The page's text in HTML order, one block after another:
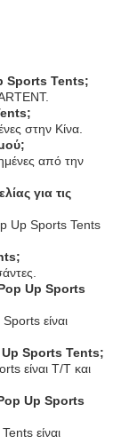
Sports Tents;
στην Κίνα.
από την
για τις
Up Sports Tents
Up Sports
είναι
Up Sports Tents;
είναι T/T και
Up Sports
είναι